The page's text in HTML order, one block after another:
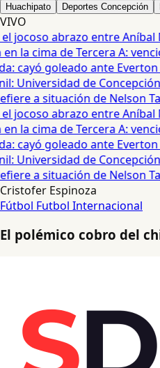
Huachipato Deportes Concepción
VIVO
abrazo entre Aníbal
la cima de Tercera A: venció
goleado ante Everton
Universidad de Concepción
a situación de Nelson
abrazo entre Aníbal
la cima de Tercera A: venció
goleado ante Everton
Universidad de Concepción
a situación de Nelson
Cristofer Espinoza
Fútbol Futbol Internacional
El polémico cobro del